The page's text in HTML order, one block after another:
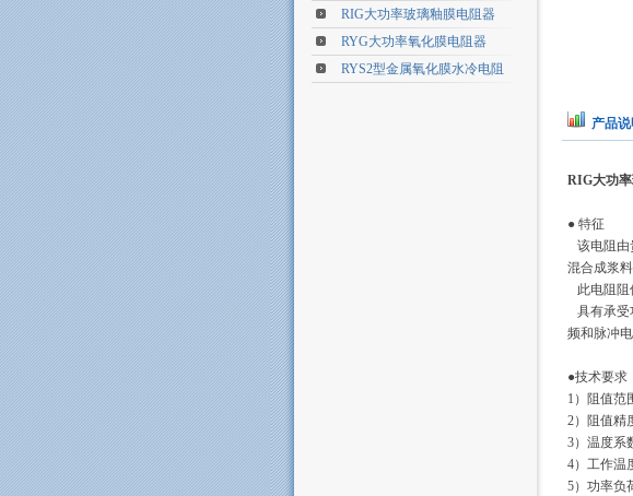
RIG大功率玻璃釉膜电阻器
RYG大功率氧化膜电阻器
RYS2型金属氧化膜水冷电阻
产品说
RIG大功
● 特征
该电阻由
混合成浆
此电阻阻
具有承受
频和脉冲电
●技术要求
1）阻值
2）阻值
3）温度
4）工作
5）功率负